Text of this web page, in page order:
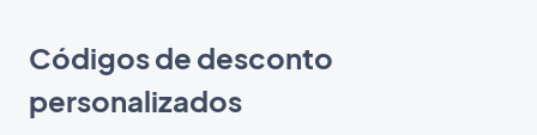
Códigos de desconto
personalizados